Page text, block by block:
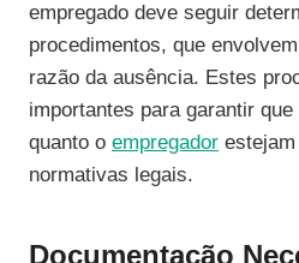
empregado deve seguir
procedimentos, que
razão da ausência. Estes
importantes para garantir
quanto o empregador
normativas legais.
Documentação